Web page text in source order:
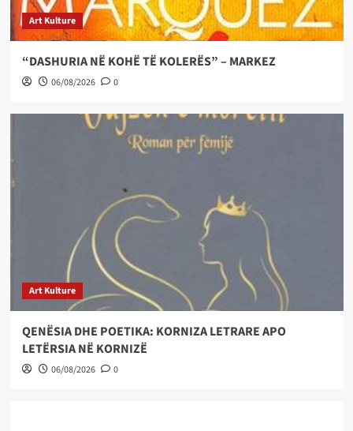
Art Kulture
“DASHURIA NË KOHË TË KOLERËS” – MARKEZ
06/08/2026 0
Art Kulture
QENËSIA DHE POETIKA: KORNIZA LETRARE APO
LETËRSIA NË KORNIZË
06/08/2026 0